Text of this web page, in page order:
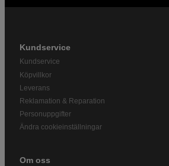
Kundservice
Kundservice
Köpvillkor
Leverans
Reklamation & Reparation
Personuppgifter
Ändra cookieinställningar
Om oss